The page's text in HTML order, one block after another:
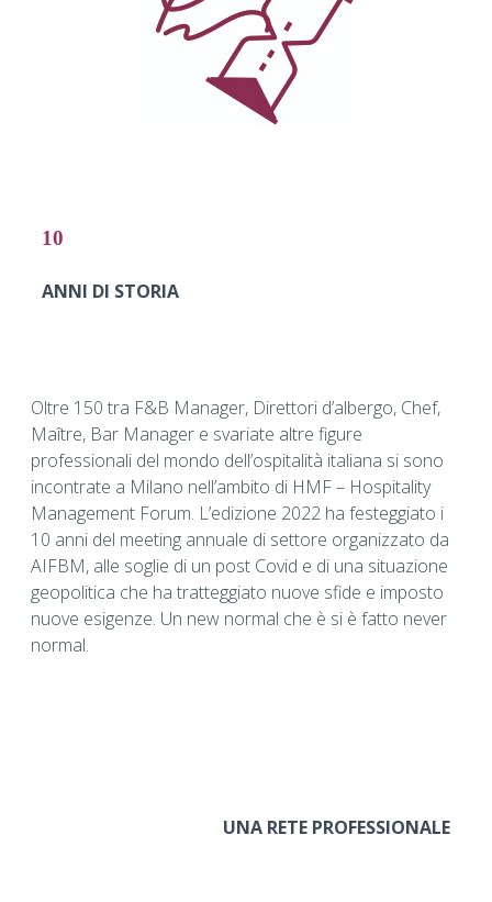
10
ANNI DI STORIA
Oltre 150 tra F&B Manager, Direttori d’albergo, Chef,
Maître, Bar Manager e svariate altre figure
professionali del mondo dell’ospitalità italiana si sono
incontrate a Milano nell’ambito di HMF – Hospitality
Management Forum. L’edizione 2022 ha festeggiato i
10 anni del meeting annuale di settore organizzato da
AIFBM, alle soglie di un post Covid e di una situazione
geopolitica che ha tratteggiato nuove sfide e imposto
nuove esigenze. Un new normal che è si è fatto never
normal.
UNA RETE PROFESSIONALE